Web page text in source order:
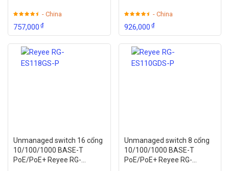
- China
757,000₫
- China
926,000₫
Unmanaged switch 16 cổng
10/100/1000 BASE-T
PoE/PoE+ Reyee RG-
Unmanaged switch 8 cổng
10/100/1000 BASE-T
PoE/PoE+ Reyee RG-